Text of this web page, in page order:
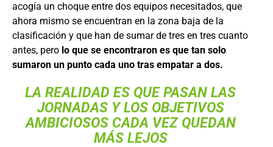
acogía un choque entre dos equipos necesitados, que
ahora mismo se encuentran en la zona baja de la
clasificación y que han de sumar de tres en tres cuanto
antes, pero lo que se encontraron es que tan solo
sumaron un punto cada uno tras empatar a dos.
LA REALIDAD ES QUE PASAN LAS
JORNADAS Y LOS OBJETIVOS
AMBICIOSOS CADA VEZ QUEDAN
MÁS LEJOS